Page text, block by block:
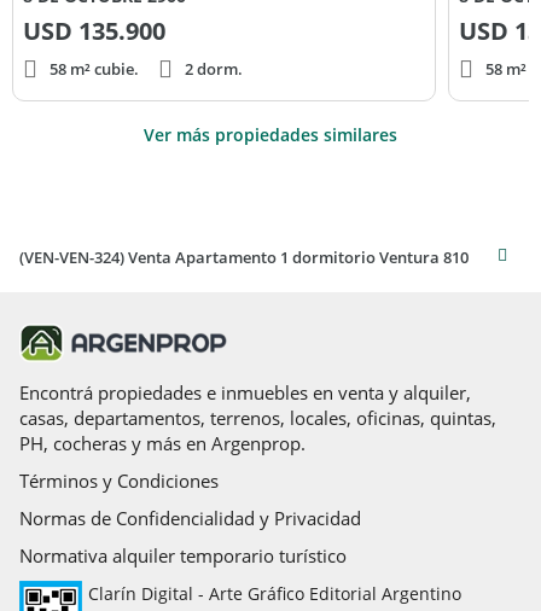
Medida: Area privada: 35.8
Medida: Area terraza: 2.6
USD 135.900
58 m² cubie. 2 dorm.
USD
58 m²
Ver más propiedades similares
(VEN-VEN-324) Venta Apartamento 1 dormitorio Ventura 810
Encontrá propiedades e inmuebles en venta y alquiler,
casas, departamentos, terrenos, locales, oficinas, quintas,
PH, cocheras y más en Argenprop.
Términos y Condiciones
Normas de Confidencialidad y Privacidad
Normativa alquiler temporario turístico
Clarín Digital - Arte Gráfico Editorial Argentino